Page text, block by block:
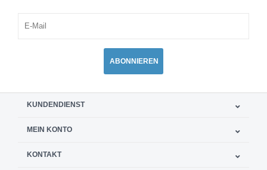
ABONNIEREN
KUNDENDIENST
MEIN KONTO
KONTAKT